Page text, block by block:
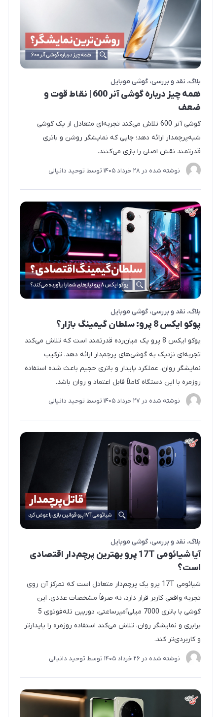
بلاگ نقد و بررسی گوشی موبایل
همه چیز درباره گوشی آنر 600 | نقاط قوت و
ضعف
گوشی آنر 600 تلاش می‌کند تجربه‌ای متعادل از یک گوشی
شبه‌پرچمدار ارائه دهد؛ جایی که نمایشگر روشن و باتری
قدرتمند نقش اصلی را بازی می‌کنند.
نوشته شده در 28 خرداد 1405 توسط توحید دانیالی
بلاگ نقد و بررسی گوشی موبایل
پوکو ایکس 8 پرو: سلطان گیمینگ بازار؟
پوکو ایکس 8 پرو یک میان‌رده قدرتمند است که تلاش می‌کند
تجربه‌ای نزدیک به گوشی‌های پرچم‌دار ارائه دهد. ترکیب
نمایشگر روان، عملکرد پایدار و باتری حجیم باعث شده استفاده
روزمره با این دستگاه کاملاً قابل اعتماد و روان باشد.
نوشته شده در 27 خرداد 1405 توسط توحید دانیالی
بلاگ نقد و بررسی گوشی موبایل
آیا شیائومی 17T پرو بهترین پرچم‌دار اقتصادی
است؟
شیائومی 17T پرو یک پرچم‌دار متعادل است که تمرکز آن روی
تجربه واقعی کاربر قرار دارد، نه صرفاً مشخصات عددی. این
گوشی با باتری 7000 میلی‌آمپرساعتی، دوربین تله‌فوتوی 5
برابری و نمایشگر روان، تلاش می‌کند استفاده روزمره را پایدارتر
و کاربردی‌تر کند.
نوشته شده در 26 خرداد 1405 توسط توحید دانیالی